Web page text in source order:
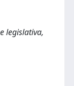
legislativa,